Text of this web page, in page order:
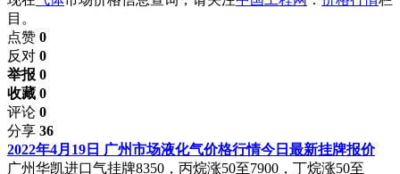
目。
点赞 0
反对 0
举报 0
收藏 0
评论 0
分享 36
2022年4月19日 广州市场液化气价格行情今日最新挂牌报价
广州华凯进口气挂牌8350，丙烷涨50至7900，丁烷涨50至